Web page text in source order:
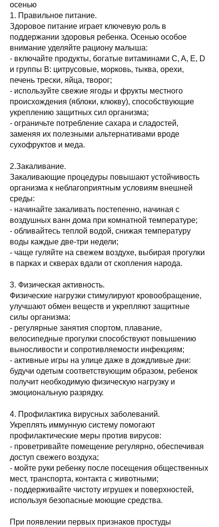
осенью
1. Правильное питание.
Здоровое питание играет ключевую роль в
поддержании здоровья ребенка. Осенью особое
внимание уделяйте рациону малыша:
- включайте продукты, богатые витаминами C, A, E, D
и группы B: цитрусовые, морковь, тыква, орехи,
печень трески, яйца, творог;
- используйте свежие ягоды и фрукты местного
происхождения (яблоки, клюкву), способствующие
укреплению защитных сил организма;
- ограничьте потребление сахара и сладостей,
заменяя их полезными альтернативами вроде
сухофруктов и меда.
2.Закаливание.
Закаливающие процедуры повышают устойчивость
организма к неблагоприятным условиям внешней
среды:
- начинайте закаливать постепенно, начиная с
воздушных ванн дома при комнатной температуре;
- обливайтесь теплой водой, снижая температуру
воды каждые две-три недели;
- чаще гуляйте на свежем воздухе, выбирая прогулки
в парках и скверах вдали от скопления народа.
3. Физическая активность.
Физические нагрузки стимулируют кровообращение,
улучшают обмен веществ и укрепляют защитные
силы организма:
- регулярные занятия спортом, плавание,
велосипедные прогулки способствуют повышению
выносливости и сопротивляемости инфекциям;
- активные игры на улице даже в дождливые дни:
будучи одетым соответствующим образом, ребенок
получит необходимую физическую нагрузку и
эмоциональную разрядку.
4. Профилактика вирусных заболеваний.
Укреплять иммунную систему помогают
профилактические меры против вирусов:
- проветривайте помещение регулярно, обеспечивая
доступ свежего воздуха;
- мойте руки ребенку после посещения общественных
мест, транспорта, контакта с животными;
- поддерживайте чистоту игрушек и поверхностей,
используя безопасные моющие средства.
При появлении первых признаков простуды